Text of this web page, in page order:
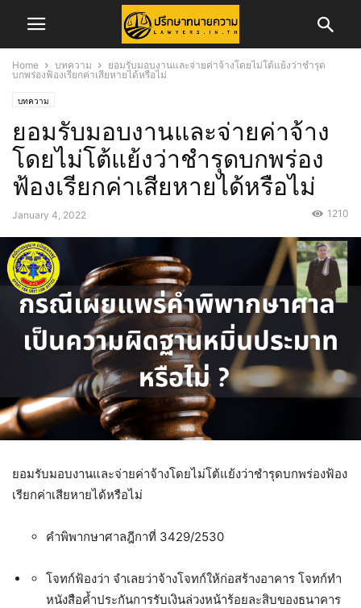
Home บทความ
ยอมรับมอบงานและจ่ายค่าจ้างโดยไม่โต้แย้งว่าชำรุด
บกพร่องฟ้องเรียกค่าเสียหายได้หรือไม่
บทความ
ยอมรับมอบงานและจ่ายค่าจ้าง
โดยไม่โต้แย้งว่าชำรุดบกพร่อง
ฟ้องเรียกค่าเสียหายได้หรือไม่
January 4, 2022 1210
ยอมรับมอบงานและจ่ายค่าจ้างโดยไม่โต้แย้งว่าชำรุดบกพร่องฟ้อง
เรียกค่าเสียหายได้หรือไม่
คำพิพากษาศาลฎีกาที่ 3429/2530
โจทก์ฟ้องว่า จำเลยว่าจ้างโจทก์ให้ก่อสร้างอาคาร โจทก์ทำ
หนังสือค้ำประกันการรับเงินล่วงหน้าร้อยละสิบของธนาคาร